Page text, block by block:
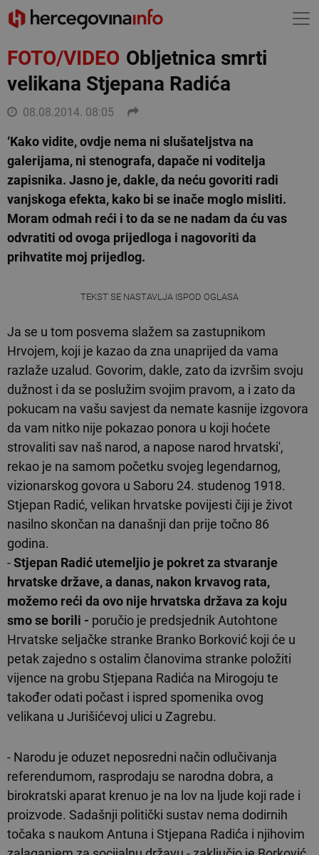
FOTO/VIDEOObljetnica smrti
velikana Stjepana Radića
08.08.2014. 08:05
‘Kako vidite, ovdje nema ni slušateljstva na
galerijama, ni stenografa, dapače ni voditelja
zapisnika. Jasno je, dakle, da neću govoriti radi
vanjskoga efekta, kako bi se inače moglo misliti.
Moram odmah reći i to da se ne nadam da ću vas
odvratiti od ovoga prijedloga i nagovoriti da
prihvatite moj prijedlog.
TEKST SE NASTAVLJA ISPOD OGLASA
Ja se u tom posvema slažem sa zastupnikom
Hrvojem, koji je kazao da zna unaprijed da vama
razlaže uzalud. Govorim, dakle, zato da izvršim svoju
dužnost i da se poslužim svojim pravom, a i zato da
pokucam na vašu savjest da nemate kasnije izgovora
da vam nitko nije pokazao ponora u koji hoćete
strovaliti sav naš narod, a napose narod hrvatski',
rekao je na samom početku svojeg legendarnog,
vizionarskog govora u Saboru 24. studenog 1918.
Stjepan Radić, velikan hrvatske povijesti čiji je život
nasilno skončan na današnji dan prije točno 86
godina.
-Stjepan Radić utemeljio je pokret za stvaranje
hrvatske države, a danas, nakon krvavog rata,
možemo reći da ovo nije hrvatska država za koju
smo se borili - poručio je predsjednik Autohtone
Hrvatske seljačke stranke Branko Borković koji će u
petak zajedno s ostalim članovima stranke položiti
vijence na grobu Stjepana Radića na Mirogoju te
također odati počast i ispred spomenika ovog
velikana u Jurišićevoj ulici u Zagrebu.
- Narodu je oduzet neposredni način odlučivanja
referendumom, rasprodaju se narodna dobra, a
birokratski aparat krenuo je na lov na ljude koji rade i
proizvode. Sadašnji politički sustav nema dodirnih
točaka s naukom Antuna i Stjepana Radića i njihovim